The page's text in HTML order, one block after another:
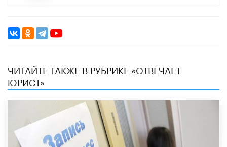
ЧИТАЙТЕ ТАКЖЕ В РУБРИКЕ «ОТВЕЧАЕТ
ЮРИСТ»